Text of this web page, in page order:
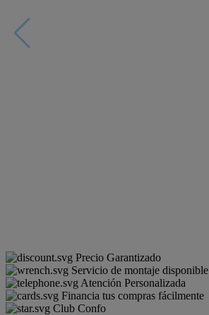
Precio Garantizado
Servicio de montaje disponible
Atención Personalizada
Financia tus compras fácilmente
Club Confo